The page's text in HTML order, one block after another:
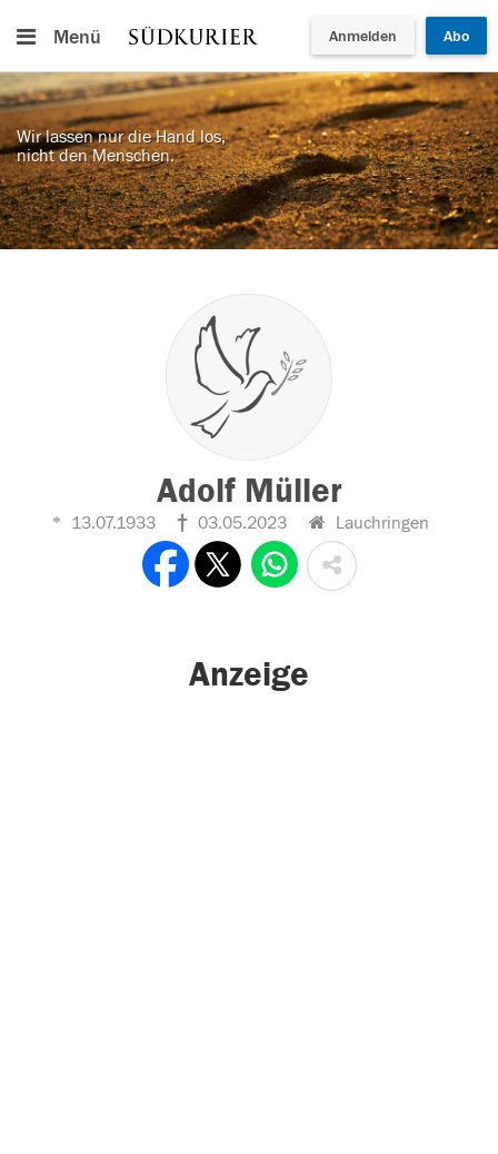
Menü Anmelden Abo
Wir lassen nur die Hand los,
nicht den Menschen.
Adolf Müller
13.07.1933 03.05.2023 Lauchringen
Anzeige